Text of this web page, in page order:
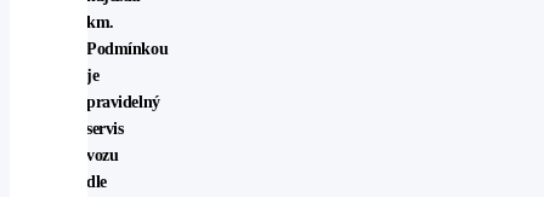
km.
Podmínkou
je
pravidelný
servis
vozu
dle